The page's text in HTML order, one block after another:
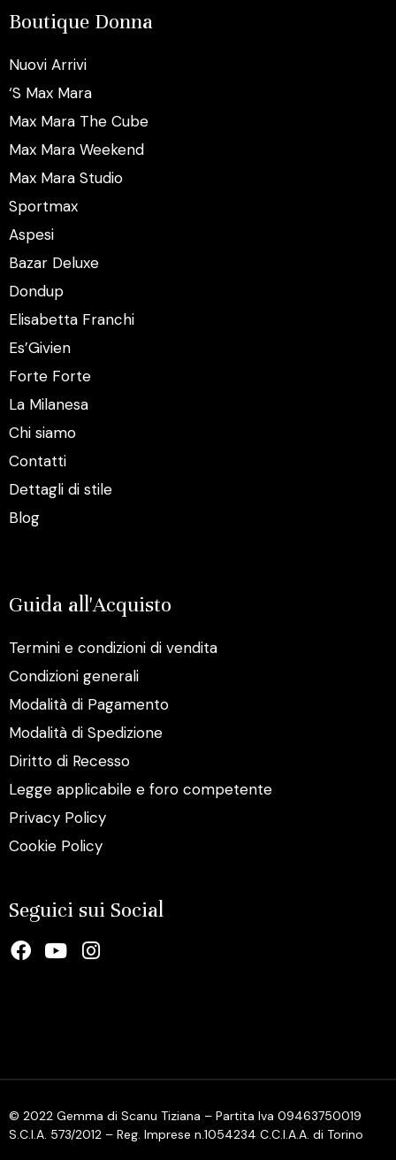
Boutique Donna
Nuovi Arrivi
‘S Max Mara
Max Mara The Cube
Max Mara Weekend
Max Mara Studio
Sportmax
Aspesi
Bazar Deluxe
Dondup
Elisabetta Franchi
Es’Givien
Forte Forte
La Milanesa
Chi siamo
Contatti
Dettagli di stile
Blog
Guida all'Acquisto
Termini e condizioni di vendita
Condizioni generali
Modalità di Pagamento
Modalità di Spedizione
Diritto di Recesso
Legge applicabile e foro competente
Privacy Policy
Cookie Policy
Seguici sui Social
© 2022 Gemma di Scanu Tiziana – Partita Iva 09463750019
S.C.I.A. 573/2012 – Reg. Imprese n.1054234 C.C.I.A.A. di Torino